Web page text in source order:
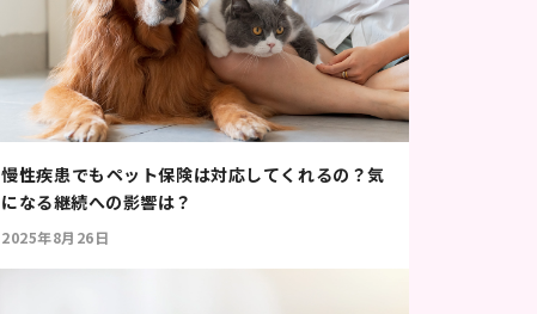
慢性疾患でもペット保険は対応してくれるの？気
になる継続への影響は？
2025年8月26日